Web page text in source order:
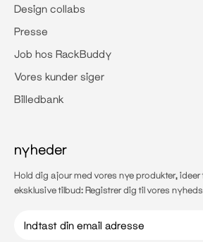
Design collabs
Presse
Job hos RackBuddy
Vores kunder siger
Billedbank
nyheder
Hold dig ajour med vores nye produkter,
eksklusive tilbud: Registrer dig til vores